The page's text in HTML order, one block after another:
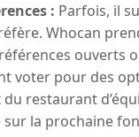
: Parfois, il
Whocan
ouverts
voter pour des
restaurant
la prochaine